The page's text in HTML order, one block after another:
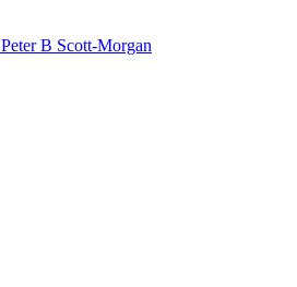
Peter B Scott-Morgan